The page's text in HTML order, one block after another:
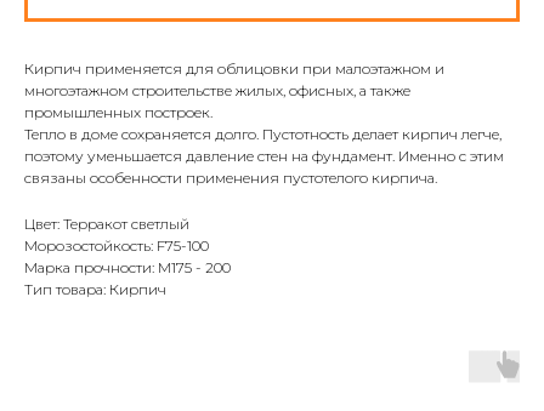
Кирпич применяется для облицовки при малоэтажном и
многоэтажном строительстве жилых, офисных, а также
промышленных построек.
Тепло в доме сохраняется долго. Пустотность делает кирпич легче,
поэтому уменьшается давление стен на фундамент. Именно с этим
связаны особенности применения пустотелого кирпича.
Цвет: Терракот светлый
Морозостойкость: F75-100
Марка прочности: М175 - 200
Тип товара: Кирпич